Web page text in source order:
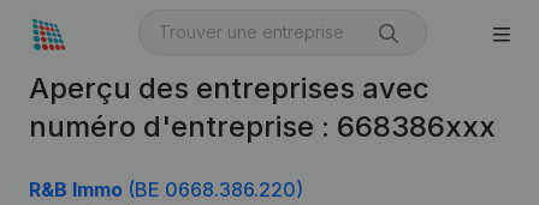
Aperçu des entreprises avec
numéro d'entreprise : 668386xxx
R&B Immo (BE 0668.386.220)